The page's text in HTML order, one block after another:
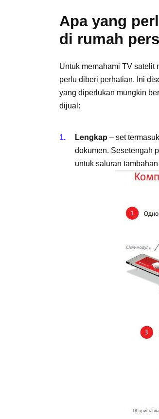
Apa yang
di rumah
Untuk memahami TV satelit
perlu diberi perhatian. Ini
yang diperlukan mungkin
dijual:
Lengkap – set termasuk
dokumen. Sesetengah
untuk saluran